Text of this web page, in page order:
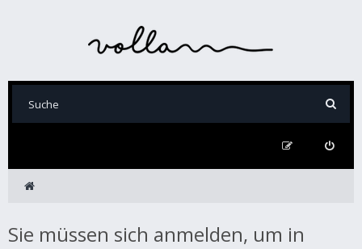
Sie müssen sich anmelden, um in